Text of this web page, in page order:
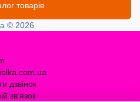
товарів
© 2026
дзвінок
зв'язок